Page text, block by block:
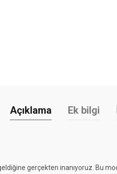
Açıklama Ek bilgi
gerçekten inanıyoruz. Bu